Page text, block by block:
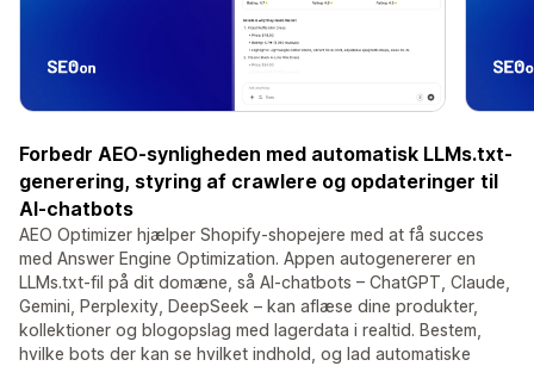
Forbedr AEO-synligheden med automatisk LLMs.txt-
generering, styring af crawlere og opdateringer til
AI-chatbots
AEO Optimizer hjælper Shopify-shopejere med at få succes
med Answer Engine Optimization. Appen autogenererer en
LLMs.txt-fil på dit domæne, så AI-chatbots – ChatGPT, Claude,
Gemini, Perplexity, DeepSeek – kan aflæse dine produkter,
kollektioner og blogopslag med lagerdata i realtid. Bestem,
hvilke bots der kan se hvilket indhold, og lad automatiske